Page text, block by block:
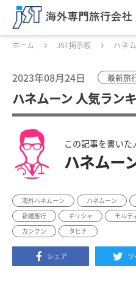
ホーム JST掲示板 ハネ
2023年08月24日 最新旅
ハネムーン 人気ラン
この記事を書いた
ハネムー
海外ハネムーン ハネムーン
新婚旅行
ギリシャ モルデ
カンクン
タヒチ
シェア ツ